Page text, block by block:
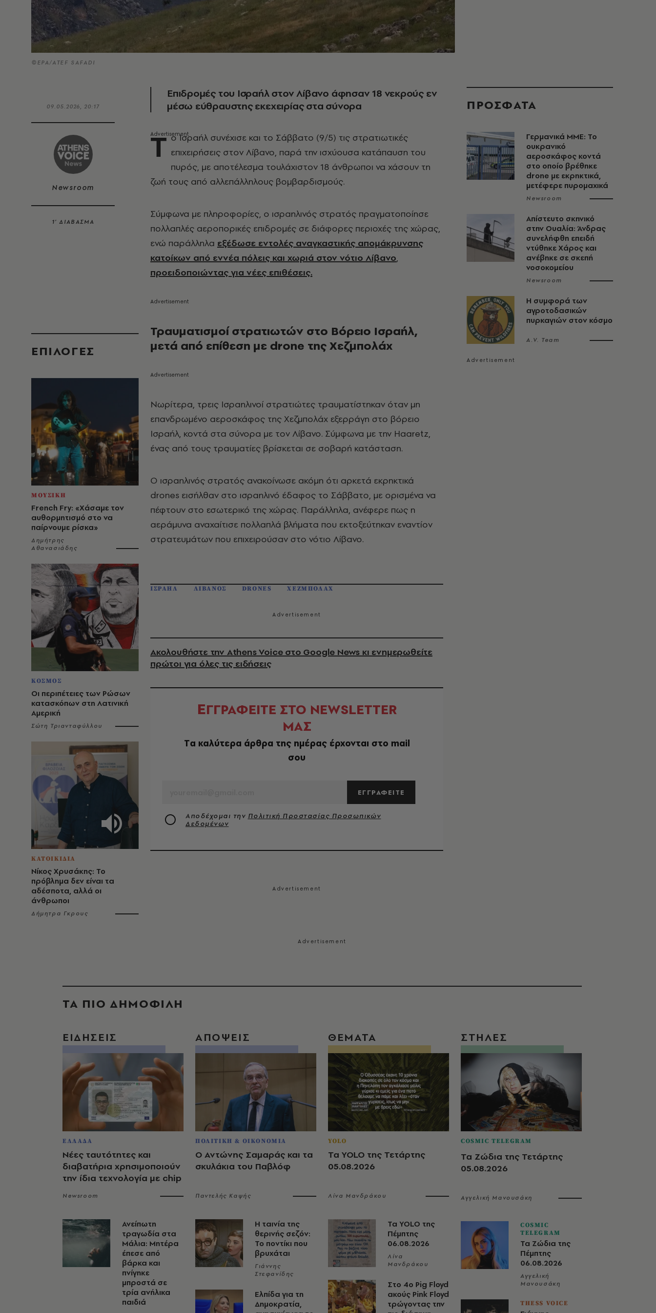
©EPA/ATEF SAFADI
09.05.2026, 20:17
Newsroom
1’ ΔΙΑΒΑΣΜΑ
EΠΙΛΟΓΈΣ
ΜΟΥΣΙΚΗ
French Fry: «Χάσαμε τον
αυθορμητισμό στο να
παίρνουμε ρίσκα»
Δημήτρης
Αθανασιάδης
ΚΟΣΜΟΣ
Οι περιπέτειες των Ρώσων
κατασκόπων στη Λατινική
Αμερική
Σώτη Τριανταφύλλου
ΚΑΤΟΙΚΙΔΙΑ
Νίκος Χρυσάκης: Το
πρόβλημα δεν είναι τα
αδέσποτα, αλλά οι
άνθρωποι
Δήμητρα Γκρους
Επιδρομές του Ισραήλ στον Λίβανο άφησαν 18 νεκρούς εν
μέσω εύθραυστης εκεχειρίας στα σύνορα
Τ ο Ισραήλ συνέχισε και το Σάββατο (9/5) τις στρατιωτικές
επιχειρήσεις στον Λίβανο, παρά την ισχύουσα κατάπαυση του
πυρός, με αποτέλεσμα τουλάχιστον 18 άνθρωποι να χάσουν τη
ζωή τους από αλλεπάλληλους βομβαρδισμούς.
Σύμφωνα με πληροφορίες, ο ισραηλινός στρατός πραγματοποίησε
πολλαπλές αεροπορικές επιδρομές σε διάφορες περιοχές της χώρας,
ενώ παράλληλα εξέδωσε εντολές αναγκαστικής απομάκρυνσης
κατοίκων από εννέα πόλεις και χωριά στον νότιο Λίβανο,
προειδοποιώντας για νέες επιθέσεις.
Τραυματισμοί στρατιωτών στο Βόρειο Ισραήλ,
μετά από επίθεση με drone της Χεζμπολάχ
Νωρίτερα, τρεις Ισραηλινοί στρατιώτες τραυματίστηκαν όταν μη
επανδρωμένο αεροσκάφος της Χεζμπολάχ εξερράγη στο βόρειο
Ισραήλ, κοντά στα σύνορα με τον Λίβανο. Σύμφωνα με την Haaretz,
ένας από τους τραυματίες βρίσκεται σε σοβαρή κατάσταση.
Ο ισραηλινός στρατός ανακοίνωσε ακόμη ότι αρκετά εκρηκτικά
drones εισήλθαν στο ισραηλινό έδαφος το Σάββατο, με ορισμένα να
πέφτουν στο εσωτερικό της χώρας. Παράλληλα, ανέφερε πως η
αεράμυνα αναχαίτισε πολλαπλά βλήματα που εκτοξεύτηκαν εναντίον
στρατευμάτων που επιχειρούσαν στο νότιο Λίβανο.
ΙΣΡΑΗΛ ΛΙΒΑΝΟΣ DRONES ΧΕΖΜΠΟΛΑΧ
Ακολουθήστε την Athens Voice στο Google News κι ενημερωθείτε
πρώτοι για όλες τις ειδήσεις
ΕΓΓΡΑΦΕΙΤΕ ΣΤΟ NEWSLETTER
ΜΑΣ
Tα καλύτερα άρθρα της ημέρας έρχονται στο mail
σου
ΕΓΓΡΑΦΕΙΤΕ
Αποδέχομαι την Πολιτική Προστασίας Προσωπικών
Δεδομένων
ΠΡΟΣΦΑΤΑ
Γερμανικά ΜΜΕ: Το
ουκρανικό
αεροσκάφος κοντά
στο οποίο βρέθηκε
drone με εκρηκτικά,
μετέφερε πυρομαχικά
Newsroom
Απίστευτο σκηνικό
στην Ουαλία: Άνδρας
συνελήφθη επειδή
ντύθηκε Χάρος και
ανέβηκε σε σκεπή
νοσοκομείου
Newsroom
Η συμφορά των
αγροτοδασικών
πυρκαγιών στον κόσμο
A.V. Team
ΤΑ ΠΙΟ ΔΗΜΟΦΙΛΗ
ΕΙΔΗΣΕΙΣ
ΕΛΛΑΔΑ
Νέες ταυτότητες και
διαβατήρια χρησιμοποιούν
την ίδια τεχνολογία με chip
Newsroom
Ανείπωτη
τραγωδία στα
Μάλια: Μητέρα
έπεσε από
βάρκα και
πνίγηκε
μπροστά σε
τρία ανήλικα
παιδιά
ΑΠΟΨΕΙΣ
ΠΟΛΙΤΙΚΗ & ΟΙΚΟΝΟΜΙΑ
Ο Αντώνης Σαμαράς και τα
σκυλάκια του Παβλόφ
Παντελής Καψής
Η ταινία της
θερινής σεζόν:
Το ποντίκι που
βρυχάται
Γιάννης
Στεφανίδης
Ελπίδα για τη
Δημοκρατία,
ΘΕΜΑΤΑ
YOLO
Τα YOLO της Τετάρτης
05.08.2026
Λίνα Μανδράκου
Τα YOLO της
Πέμπτης
06.08.2026
Λίνα
Μανδράκου
Στο 4ο Pig Floyd
ακούς Pink Floyd
τρώγοντας την
ΣΤΗΛΕΣ
COSMIC TELEGRAM
Τα Ζώδια της Τετάρτης
05.08.2026
Αγγελική Μανουσάκη
COSMIC
TELEGRAM
Τα Ζώδια της
Πέμπτης
06.08.2026
Αγγελική
Μανουσάκη
THESS VOICE